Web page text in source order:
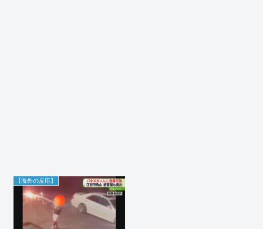
【海外の反応】